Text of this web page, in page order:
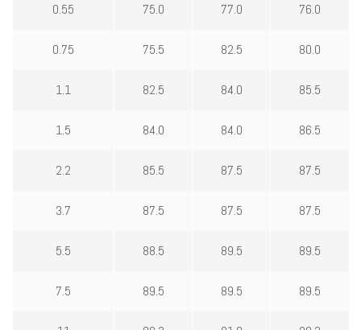
0.55 75.0 77.0 76.0
0.75 75.5 82.5 80.0
1.1 82.5 84.0 85.5
1.5 84.0 84.0 86.5
2.2 85.5 87.5 87.5
3.7 87.5 87.5 87.5
5.5 88.5 89.5 89.5
7.5 89.5 89.5 89.5